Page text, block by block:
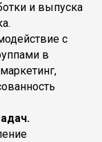
и выпуска
с
в